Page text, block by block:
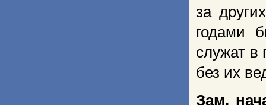
за
годами
служат в
без их
Зам.